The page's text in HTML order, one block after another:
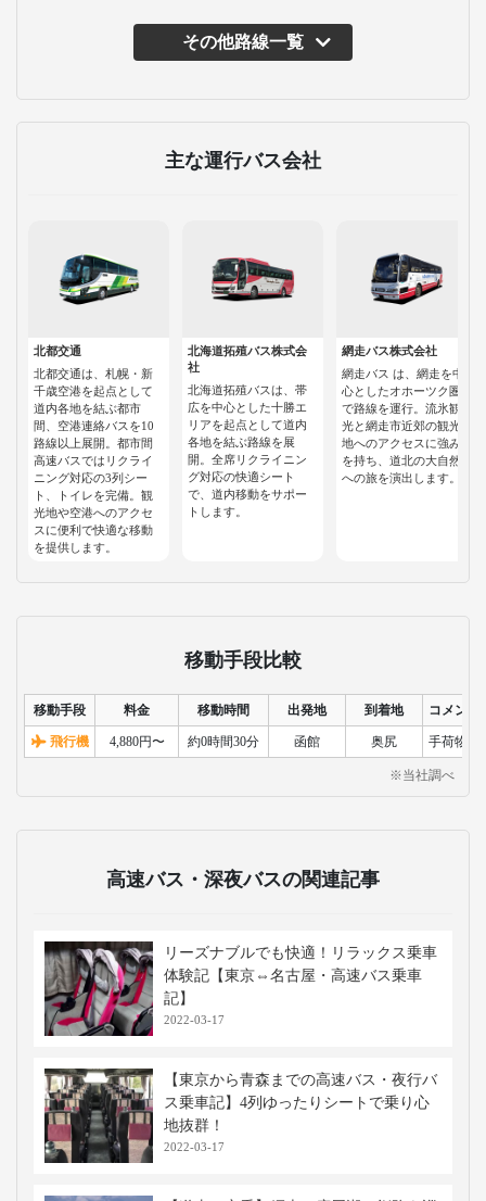
その他路線一覧
主な運行バス会社
北都交通
北都交通は、札幌・新
千歳空港を起点として
道内各地を結ぶ都市
間、空港連絡バスを10
路線以上展開。都市間
高速バスではリクライ
ニング対応の3列シー
ト、トイレを完備。観
光地や空港へのアクセ
スに便利で快適な移動
を提供します。
北海道拓殖バス株式会
社
北海道拓殖バスは、帯
広を中心とした十勝エ
リアを起点として道内
各地を結ぶ路線を展
開。全席リクライニン
グ対応の快適シート
で、道内移動をサポー
トします。
網走バス株式会社
網走バス は、網走を中
心としたオホーツク圏
で路線を運行。流氷観
光と網走市近郊の観光
地へのアクセスに強み
を持ち、道北の大自然
への旅を演出します。
移動手段比較
移動手段 料金 移動時間 出発地 到着地 コメント
飛行機 4,880円〜 約0時間30分 函館 奥尻 手荷物検
※当社調べ
高速バス・深夜バスの関連記事
リーズナブルでも快適！リラックス乗車
体験記【東京⇔名古屋・高速バス乗車
記】
2022-03-17
【東京から青森までの高速バス・夜行バ
ス乗車記】4列ゆったりシートで乗り心
地抜群！
2022-03-17